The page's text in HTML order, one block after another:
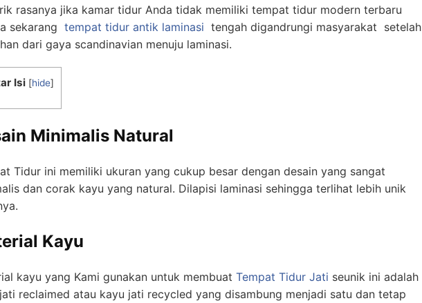
rasanya jika kamar tidur Anda tidak memiliki tempat tidur modern terbaru
sekarang tempat tidur antik laminasi tengah digandrungi masyarakat setelah
dari gaya scandinavian menuju laminasi.
Isi [hide]
Minimalis Natural
Tidur ini memiliki ukuran yang cukup besar dengan desain yang sangat
dan corak kayu yang natural. Dilapisi laminasi sehingga terlihat lebih unik
Kayu
kayu yang Kami gunakan untuk membuat Tempat Tidur Jati seunik ini adalah
reclaimed atau kayu jati recycled yang disambung menjadi satu dan tetap